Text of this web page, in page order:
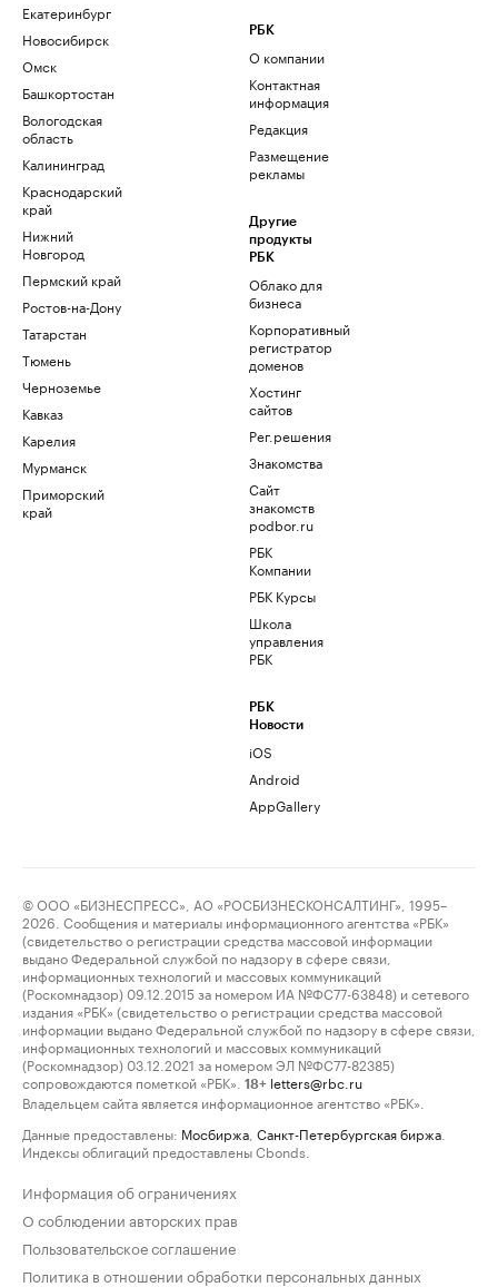
Екатеринбург
Новосибирск
Омск
Башкортостан
Вологодская
область
Калининград
Краснодарский
край
Нижний
Новгород
Пермский край
Ростов-на-Дону
Татарстан
Тюмень
Черноземье
Кавказ
Карелия
Мурманск
Приморский
край
РБК
О компании
Контактная
информация
Редакция
Размещение
рекламы
Другие
продукты
РБК
Облако для
бизнеса
Корпоративный
регистратор
доменов
Хостинг
сайтов
Рег.решения
Знакомства
Сайт
знакомств
podbor.ru
РБК
Компании
РБК Курсы
Школа
управления
РБК
РБК
Новости
iOS
Android
AppGallery
© ООО «БИЗНЕСПРЕСС», АО «РОСБИЗНЕСКОНСАЛТИНГ», 1995–
2026. Сообщения и материалы информационного агентства «РБК»
(свидетельство о регистрации средства массовой информации
выдано Федеральной службой по надзору в сфере связи,
информационных технологий и массовых коммуникаций
(Роскомнадзор) 09.12.2015 за номером ИА №ФС77-63848) и сетевого
издания «РБК» (свидетельство о регистрации средства массовой
информации выдано Федеральной службой по надзору в сфере связи,
информационных технологий и массовых коммуникаций
(Роскомнадзор) 03.12.2021 за номером ЭЛ №ФС77-82385)
сопровождаются пометкой «РБК».
18+ letters@rbc.ru
Владельцем сайта является информационное агентство «РБК».
Данные предоставлены: Мосбиржа Санкт-Петербургская биржа
Индексы облигаций предоставлены Cbonds.
Информация об ограничениях
О соблюдении авторских прав
Пользовательское соглашение
Политика в отношении обработки персональных данных